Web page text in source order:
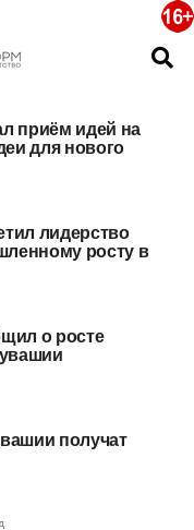
приём идей на
для нового
лидерство
росту в
о росте
получат